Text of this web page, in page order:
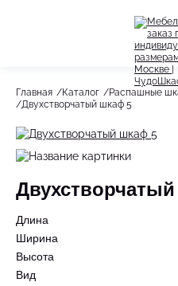
Весь раздел
Стеллажи
Гардеробные системы
Весь раздел
Главная Каталог Распашные
Двухстворчатый шкаф 5
Длина
Ширина
Высота
Вид